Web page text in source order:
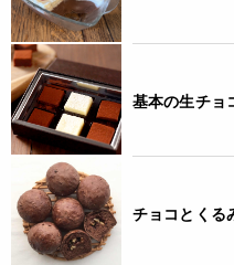
基本の生チョ
チョコとくる